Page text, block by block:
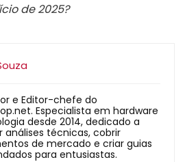
de 2025?
e Editor-chefe do
Especialista em hardware
desde 2014, dedicado a
análises técnicas, cobrir
de mercado e criar guias
para entusiastas.